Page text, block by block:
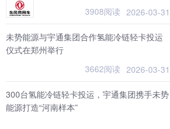
3908阅读 2026-03-31
未势能源与宇通集团合作氢能冷链轻卡投运
仪式在郑州举行
3662阅读 2026-03-31
300台氢能冷链轻卡投运，宇通集团携手未势
能源打造“河南样本”